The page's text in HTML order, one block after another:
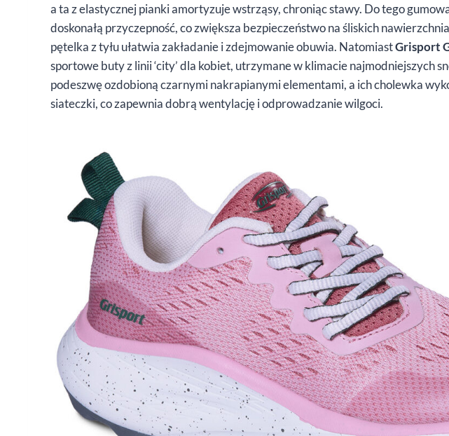
a ta z elastycznej pianki amortyzuje wstrząsy, chroniąc stawy. Do tego
doskonałą przyczepność, co zwiększa bezpieczeństwo na śliskich
pętelka z tyłu ułatwia zakładanie i zdejmowanie obuwia. NatomiastGrisport
sportowe buty z linii ‘city’ dla kobiet, utrzymane w klimacie najmodniejszych
podeszwę ozdobioną czarnymi nakrapianymi elementami, a ich cholewka
siateczki, co zapewnia dobrą wentylację i odprowadzanie wilgoci.